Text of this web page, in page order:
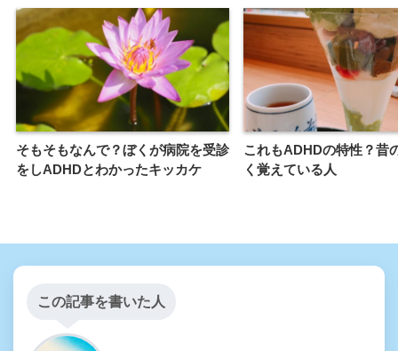
そもそもなんで？ぼくが病院を受診
をしADHDとわかったキッカケ
これもADHDの特性？昔
く覚えている人
この記事を書いた人